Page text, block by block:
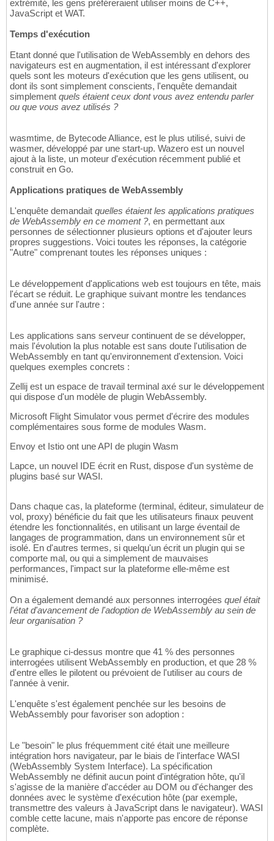
extrémité, les gens préféreraient utiliser moins de C++,
JavaScript et WAT.
Temps d'exécution
Etant donné que l'utilisation de WebAssembly en dehors des
navigateurs est en augmentation, il est intéressant d'explorer
quels sont les moteurs d'exécution que les gens utilisent, ou
dont ils sont simplement conscients, l'enquête demandait
simplement quels étaient ceux dont vous avez entendu parler
ou que vous avez utilisés ?
wasmtime, de Bytecode Alliance, est le plus utilisé, suivi de
wasmer, développé par une start-up. Wazero est un nouvel
ajout à la liste, un moteur d'exécution récemment publié et
construit en Go.
Applications pratiques de WebAssembly
L'enquête demandait quelles étaient les applications pratiques
de WebAssembly en ce moment ?, en permettant aux
personnes de sélectionner plusieurs options et d'ajouter leurs
propres suggestions. Voici toutes les réponses, la catégorie
"Autre" comprenant toutes les réponses uniques :
Le développement d'applications web est toujours en tête, mais
l'écart se réduit. Le graphique suivant montre les tendances
d'une année sur l'autre :
Les applications sans serveur continuent de se développer,
mais l'évolution la plus notable est sans doute l'utilisation de
WebAssembly en tant qu'environnement d'extension. Voici
quelques exemples concrets :
Zellij est un espace de travail terminal axé sur le développement
qui dispose d'un modèle de plugin WebAssembly.
Microsoft Flight Simulator vous permet d'écrire des modules
complémentaires sous forme de modules Wasm.
Envoy et Istio ont une API de plugin Wasm
Lapce, un nouvel IDE écrit en Rust, dispose d'un système de
plugins basé sur WASI.
Dans chaque cas, la plateforme (terminal, éditeur, simulateur de
vol, proxy) bénéficie du fait que les utilisateurs finaux peuvent
étendre les fonctionnalités, en utilisant un large éventail de
langages de programmation, dans un environnement sûr et
isolé. En d'autres termes, si quelqu'un écrit un plugin qui se
comporte mal, ou qui a simplement de mauvaises
performances, l'impact sur la plateforme elle-même est
minimisé.
On a également demandé aux personnes interrogées quel était
l'état d'avancement de l'adoption de WebAssembly au sein de
leur organisation ?
Le graphique ci-dessus montre que 41 % des personnes
interrogées utilisent WebAssembly en production, et que 28 %
d'entre elles le pilotent ou prévoient de l'utiliser au cours de
l'année à venir.
L'enquête s'est également penchée sur les besoins de
WebAssembly pour favoriser son adoption :
Le "besoin" le plus fréquemment cité était une meilleure
intégration hors navigateur, par le biais de l'interface WASI
(WebAssembly System Interface). La spécification
WebAssembly ne définit aucun point d'intégration hôte, qu'il
s'agisse de la manière d'accéder au DOM ou d'échanger des
données avec le système d'exécution hôte (par exemple,
transmettre des valeurs à JavaScript dans le navigateur). WASI
comble cette lacune, mais n'apporte pas encore de réponse
complète.